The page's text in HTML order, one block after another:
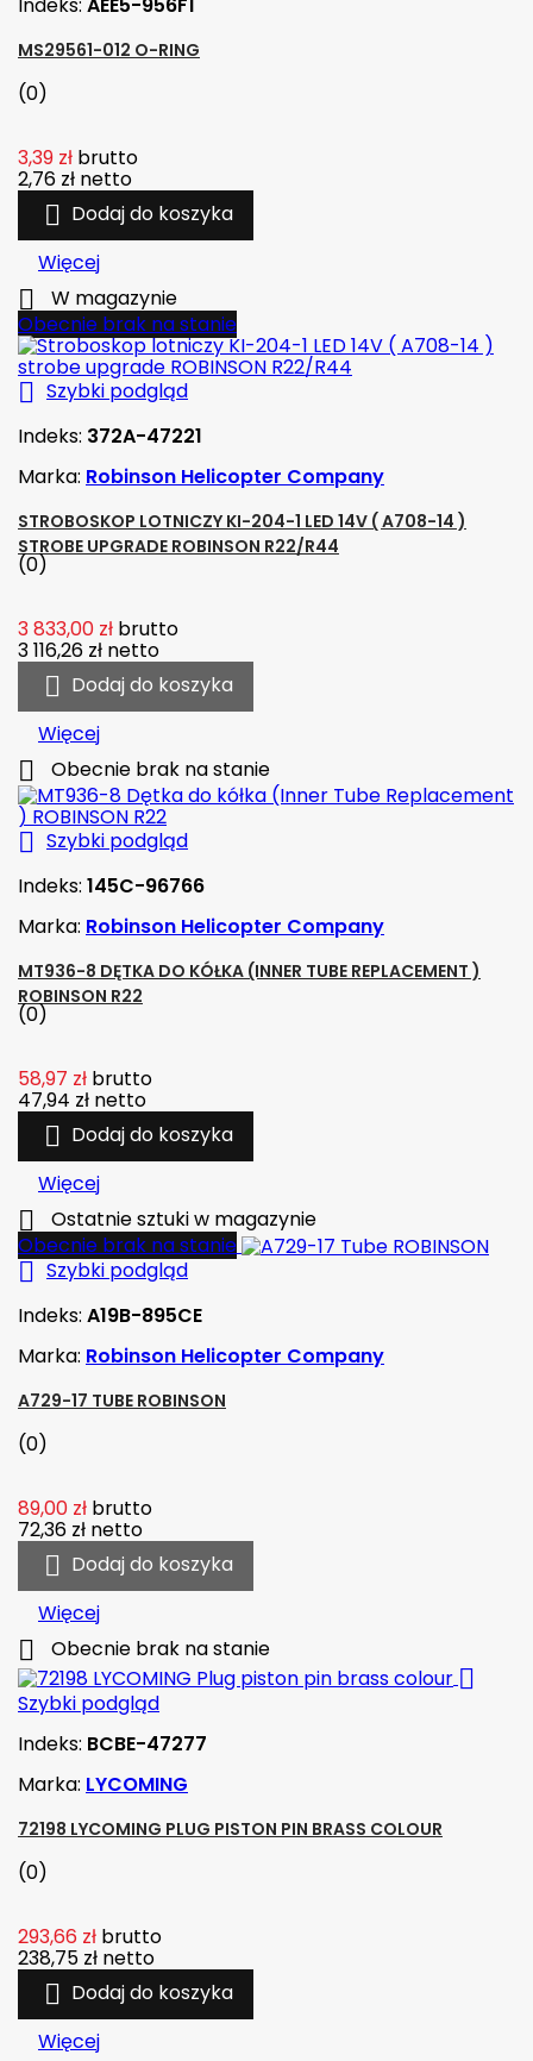
MS29561-012 O-RING
(0)
3,39 zł brutto
2,76 zł netto
 Dodaj do koszyka
Więcej

W magazynie
Obecnie brak na stanie
 Szybki podgląd
Indeks: 372A-47221
Marka: Robinson Helicopter Company
STROBOSKOP LOTNICZY KI-204-1 LED 14V ( A708-14 )
STROBE UPGRADE ROBINSON R22/R44
(0)
3 833,00 zł brutto
3 116,26 zł netto
 Dodaj do koszyka
Więcej
 Obecnie brak na stanie
 Szybki podgląd
Indeks: 145C-96766
Marka: Robinson Helicopter Company
MT936-8 DĘTKA DO KÓŁKA (INNER TUBE REPLACEMENT )
ROBINSON R22
(0)
58,97 zł brutto
47,94 zł netto
 Dodaj do koszyka
Więcej

Ostatnie sztuki w magazynie
Obecnie brak na stanie
 Szybki podgląd
Indeks: A19B-895CE
Marka: Robinson Helicopter Company
A729-17 TUBE ROBINSON
(0)
89,00 zł brutto
72,36 zł netto
 Dodaj do koszyka
Więcej
 Obecnie brak na stanie

Szybki podgląd
Indeks: BCBE-47277
Marka: LYCOMING
72198 LYCOMING PLUG PISTON PIN BRASS COLOUR
(0)
293,66 zł brutto
238,75 zł netto
 Dodaj do koszyka
Więcej